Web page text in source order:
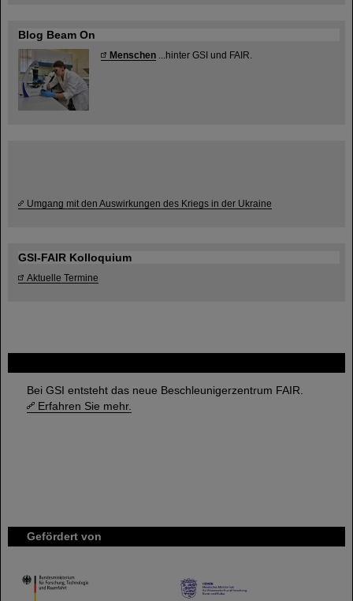
Bei GSI entsteht das neue Beschleunigerzentrum FAIR.
Erfahren Sie mehr.
Gefördert von
HMWK
Blog Beam On
Menschen ...hinter GSI und FAIR.
Umgang mit den Auswirkungen des Kriegs in der Ukraine
GSI-FAIR Kolloquium
Aktuelle Termine